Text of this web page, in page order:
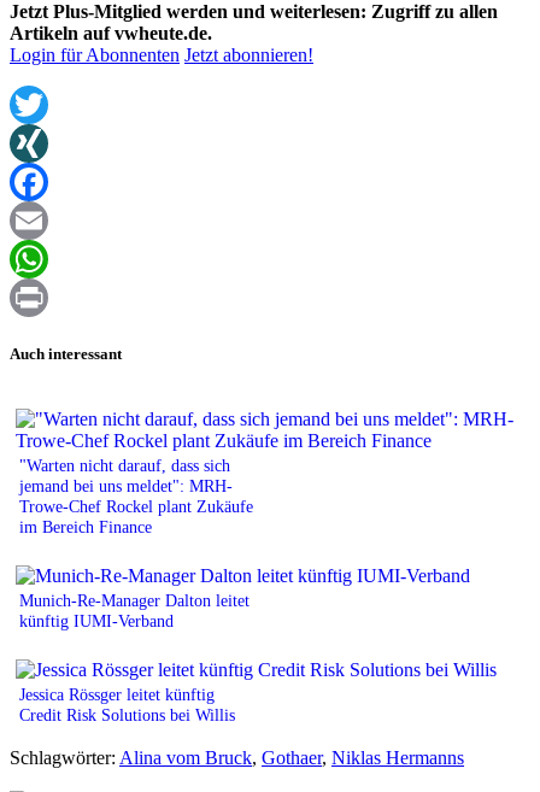
Jetzt Plus-Mitglied werden und weiterlesen: Zugriff zu allen
Artikeln auf vwheute.de.
Login für Abonnenten Jetzt abonnieren!
Twitter
XING
Facebook
Email
WhatsApp
Auch interessant
"Warten nicht darauf, dass sich
jemand bei uns meldet": MRH-
Trowe-Chef Rockel plant Zukäufe
im Bereich Finance
Munich-Re-Manager Dalton leitet
künftig IUMI-Verband
Jessica Rössger leitet künftig
Credit Risk Solutions bei Willis
Schlagwörter: Alina vom Bruck, Gothaer, Niklas Hermanns